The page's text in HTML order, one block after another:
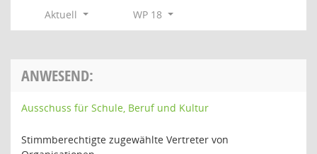
Aktuell
WP 18
ANWESEND:
Ausschuss für Schule, Beruf und Kultur
Stimmberechtigte zugewählte Vertreter von